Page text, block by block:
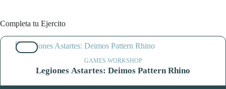
Completa tu Ejercito
GAMES WORKSHOP
Legiones Astartes: Deimos Pattern Rhino